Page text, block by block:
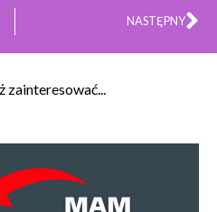
NASTĘPNY